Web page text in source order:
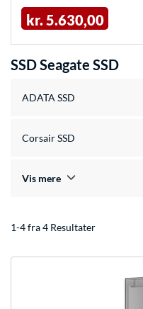
kr. 5.630,00
SSD Seagate SSD
ADATA SSD
Corsair SSD
Vis mere
1-4 fra 4 Resultater